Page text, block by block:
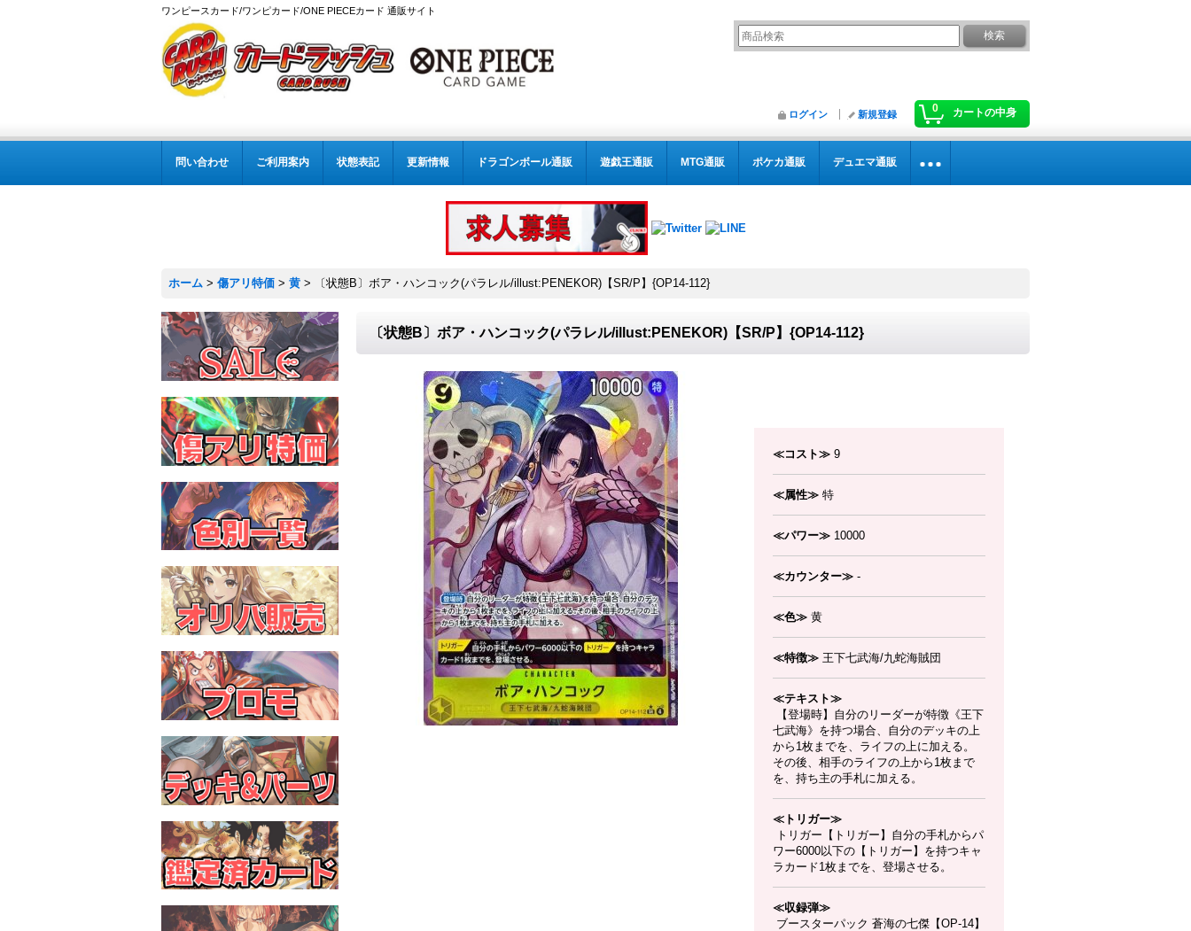
ワンピースカード/ワンピカード/ONE PIECEカード 通販サイト
0 カートの中身
ログイン 新規登録
問い合わせ ご利用案内 状態表記 更新情報 ドラゴンボール通販 遊戯王通販 MTG通販 ポケカ通販 デュエマ通販
ホーム > 傷アリ特価 > 黄 > 〔状態B〕ボア・ハンコック(パラレル/illust:PENEKOR)【SR/P】{OP14-112}
〔状態B〕ボア・ハンコック(パラレル/illust:PENEKOR)【SR/P】{OP14-112}
≪コスト≫ 9
≪属性≫ 特
≪パワー≫ 10000
≪カウンター≫ -
≪色≫ 黄
≪特徴≫ 王下七武海/九蛇海賊団
≪テキスト≫
【登場時】自分のリーダーが特徴《王下
七武海》を持つ場合、自分のデッキの上
から1枚までを、ライフの上に加える。
その後、相手のライフの上から1枚まで
を、持ち主の手札に加える。
≪トリガー≫
トリガー【トリガー】自分の手札からパ
ワー6000以下の【トリガー】を持つキャ
ラカード1枚までを、登場させる。
≪収録弾≫
ブースターパック 蒼海の七傑【OP-14】